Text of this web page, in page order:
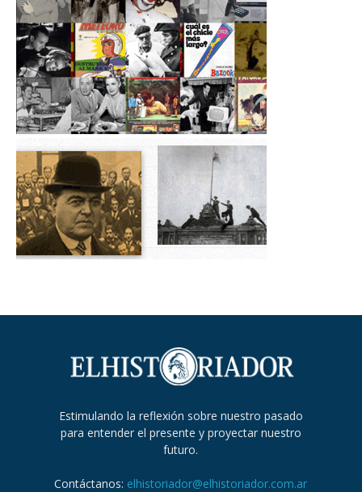
Estimulando la reflexión sobre nuestro pasado
para entender el presente y proyectar nuestro
futuro.
Contáctanos: elhistoriador@elhistoriador.com.ar